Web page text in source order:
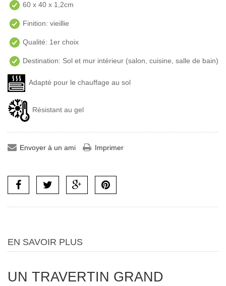
60 x 40 x 1,2cm
Finition: vieillie
Qualité: 1er choix
Destination: Sol et mur intérieur (salon, cuisine, salle de bain)
Adapté pour le chauffage au sol
Résistant au gel
Envoyer à un ami Imprimer
EN SAVOIR PLUS
UN TRAVERTIN GRAND